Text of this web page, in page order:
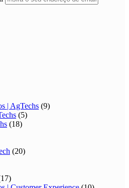
| AgTechs (9)
(5)
(18)
(20)